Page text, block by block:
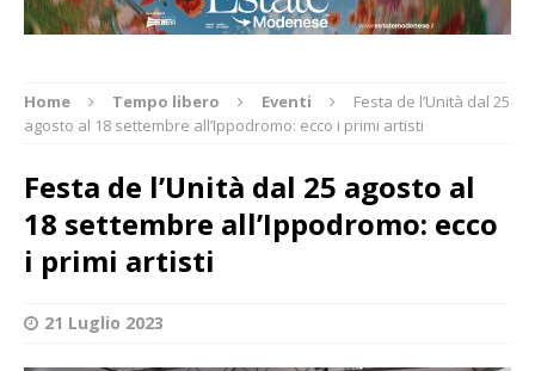
Home Tempo libero Eventi
Festa de l’Unità dal 25
agosto al 18 settembre all’Ippodromo: ecco i primi artisti
Festa de l’Unità dal 25 agosto al
18 settembre all’Ippodromo: ecco
i primi artisti
21 Luglio 2023